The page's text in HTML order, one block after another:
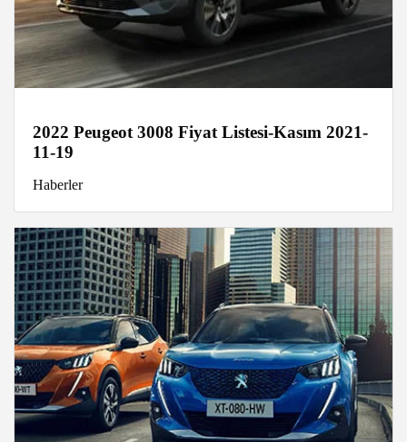
2022 Peugeot 3008 Fiyat Listesi-Kasım 2021-
11-19
Haberler